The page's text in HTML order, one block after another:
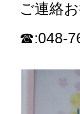
ご連絡
☎︎:048-